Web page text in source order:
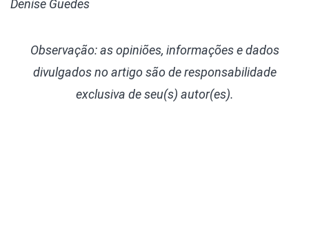
Denise Guedes
Observação: as opiniões, informações e dados
divulgados no artigo são de responsabilidade
exclusiva de seu(s) autor(es).